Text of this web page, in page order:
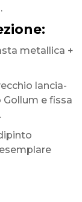
metallica +
lancia-
e fissa